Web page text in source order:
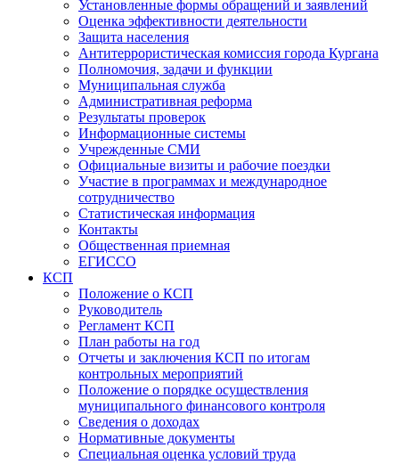
Установленные формы обращений и заявлений
Оценка эффективности деятельности
Защита населения
Антитеррористическая комиссия города Кургана
Полномочия, задачи и функции
Муниципальная служба
Административная реформа
Результаты проверок
Информационные системы
Учрежденные СМИ
Официальные визиты и рабочие поездки
Участие в программах и международное
сотрудничество
Статистическая информация
Контакты
Общественная приемная
ЕГИССО
КСП
Положение о КСП
Руководитель
Регламент КСП
План работы на год
Отчеты и заключения КСП по итогам
контрольных мероприятий
Положение о порядке осуществления
муниципального финансового контроля
Сведения о доходах
Нормативные документы
Специальная оценка условий труда